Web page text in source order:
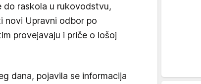
do raskola u rukovodstvu,
novi Upravni odbor po
provejavaju i priče o lošoj
dana, pojavila se informacija